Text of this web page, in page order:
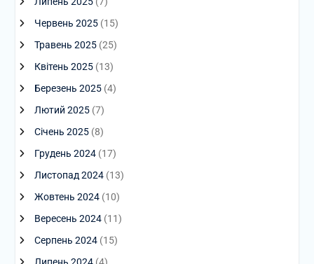
Червень 2025(15)
Травень 2025(25)
Квітень 2025(13)
Березень 2025(4)
Лютий 2025(7)
Січень 2025(8)
Грудень 2024(17)
Листопад 2024(13)
Жовтень 2024(10)
Вересень 2024(11)
Серпень 2024(15)